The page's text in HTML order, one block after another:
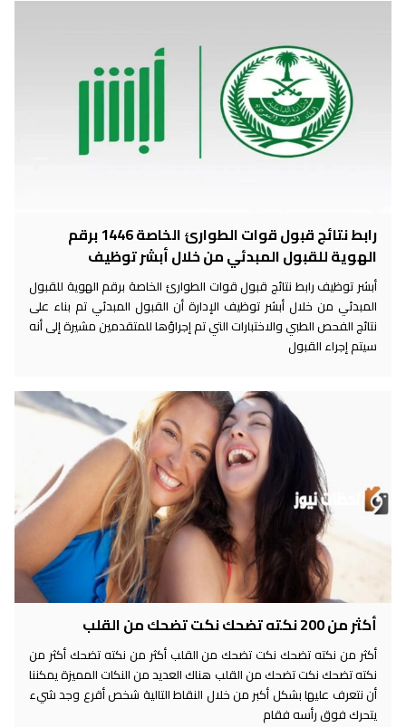
رابط نتائج قبول قوات الطوارئ الخاصة 1446 برقم
الهوية للقبول المبدئي من خلال أبشر توظيف
أبشر توظيف رابط نتائج قبول قوات الطوارئ الخاصة برقم الهوية للقبول
المبدئي من خلال أبشر توظيف الإدارة أن القبول المبدئي تم بناء على
نتائج الفحص الطبي والاختبارات التي تم إجراؤها للمتقدمين مشيرة إلى أنه
سيتم إجراء القبول
أكثر من 200 نكته تضحك نكت تضحك من القلب
أكثر من نكته تضحك نكت تضحك من القلب أكثر من نكته تضحك أكثر من
نكته تضحك نكت تضحك من القلب هناك العديد من النكات المميزة يمكننا
أن نتعرف عليها بشكل أكبر من خلال النقاط التالية شخص أقرع وجد شيء
يتحرك فوق رأسه فقام